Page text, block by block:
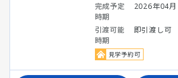
完成予定
時期
2026年04月
引渡可能
時期
即引渡し可
見学予約可